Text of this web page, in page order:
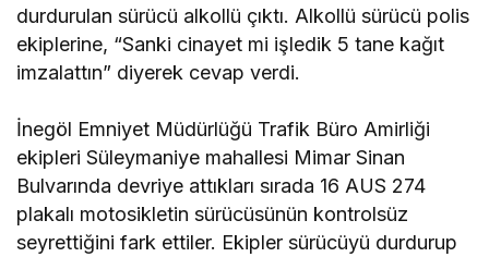
durdurulan sürücü alkollü çıktı. Alkollü sürücü polis
ekiplerine, “Sanki cinayet mi işledik 5 tane kağıt
imzalattın” diyerek cevap verdi.
İnegöl Emniyet Müdürlüğü Trafik Büro Amirliği
ekipleri Süleymaniye mahallesi Mimar Sinan
Bulvarında devriye attıkları sırada 16 AUS 274
plakalı motosikletin sürücüsünün kontrolsüz
seyrettiğini fark ettiler. Ekipler sürücüyü durdurup